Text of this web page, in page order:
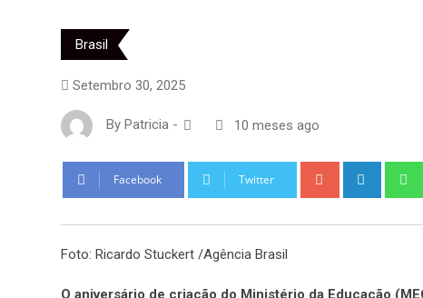
Brasil
Setembro 30, 2025
By Patricia - 10 meses ago
Facebook Twitter Google+ LinkedIn
Foto: Ricardo Stuckert /Agência Brasil